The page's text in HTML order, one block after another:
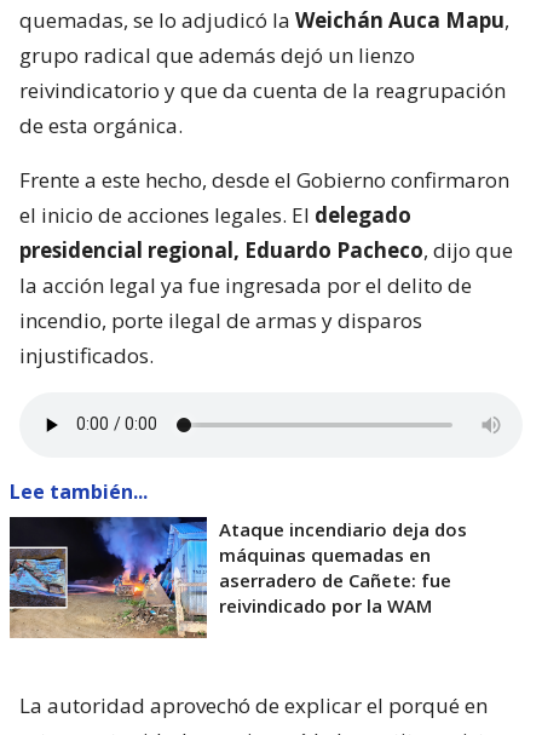
quemadas, se lo adjudicó la Weichán Auca Mapu,
grupo radical que además dejó un lienzo
reivindicatorio y que da cuenta de la reagrupación
de esta orgánica.
Frente a este hecho, desde el Gobierno confirmaron
el inicio de acciones legales. El delegado
presidencial regional, Eduardo Pacheco, dijo que
la acción legal ya fue ingresada por el delito de
incendio, porte ilegal de armas y disparos
injustificados.
Lee también...
Ataque incendiario deja dos
máquinas quemadas en
aserradero de Cañete: fue
reivindicado por la WAM
La autoridad aprovechó de explicar el porqué en